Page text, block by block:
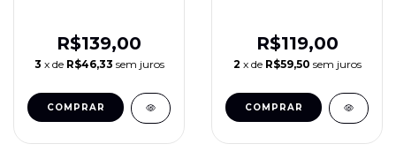
R$139,00
3 x de R$46,33 sem juros
R$119,00
2 x de R$59,50 sem juros